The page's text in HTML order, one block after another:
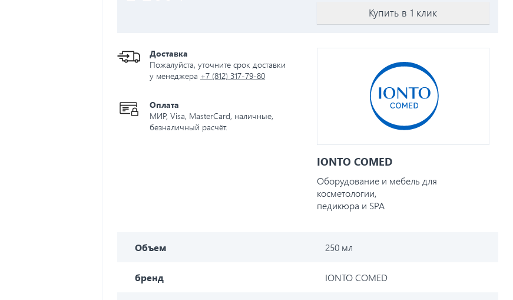
Купить в 1 клик
Доставка
Пожалуйста, уточните срок доставки
у менеджера +7 (812) 317-79-80
Оплата
МИР, Visa, MasterCard, наличные,
безналичный расчёт.
IONTO COMED
Оборудование и мебель для
косметологии,
педикюра и SPA
Объем 250 мл
бренд IONTO COMED